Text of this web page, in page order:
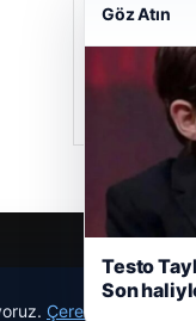
Cengiz
23/06/2026
Çerez Politikamız
Göz Atın
Testo
Son